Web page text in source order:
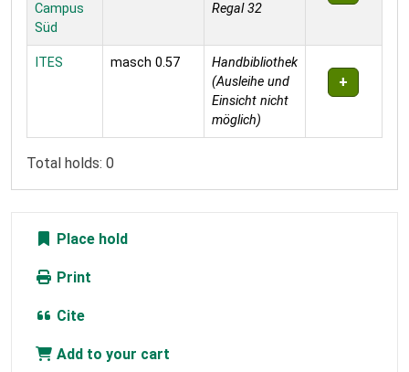
Campus
Süd
Regal 32
ITES masch 0.57
Handbibliothek
(Ausleihe und
Einsicht nicht
möglich)
Total holds: 0
Place hold
Print
Cite
Add to your cart